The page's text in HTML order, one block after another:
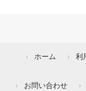
ホーム 利
お問い合わせ